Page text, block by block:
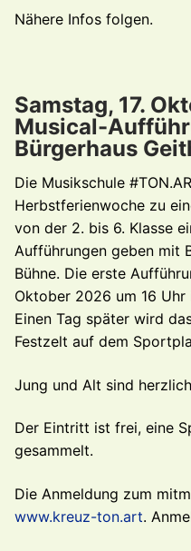
Nähere Infos folgen.
Samstag, 17.
Musical-
Bürgerhaus
Die Musikschule
Herbstferienwoche zu
von der 2. bis 6. Klasse
Aufführungen geben mit
Bühne. Die erste
Oktober 2026 um 16
Einen Tag später wird
Festzelt auf dem
Jung und Alt sind
Der Eintritt ist frei, eine
gesammelt.
Die Anmeldung zum
www.kreuz-ton.art.